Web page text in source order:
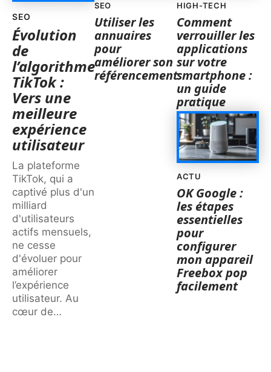
SEO
Évolution
de
l’algorithme
TikTok :
Vers une
meilleure
expérience
utilisateur
La plateforme
TikTok, qui a
captivé plus d'un
milliard
d'utilisateurs
actifs mensuels,
ne cesse
d'évoluer pour
améliorer
l’expérience
utilisateur. Au
cœur de…
SEO
Utiliser les
annuaires
pour
améliorer son
référencement
HIGH-TECH
Comment
verrouiller les
applications
sur votre
smartphone :
un guide
pratique
ACTU
OK Google :
les étapes
essentielles
pour
configurer
mon appareil
Freebox pop
facilement